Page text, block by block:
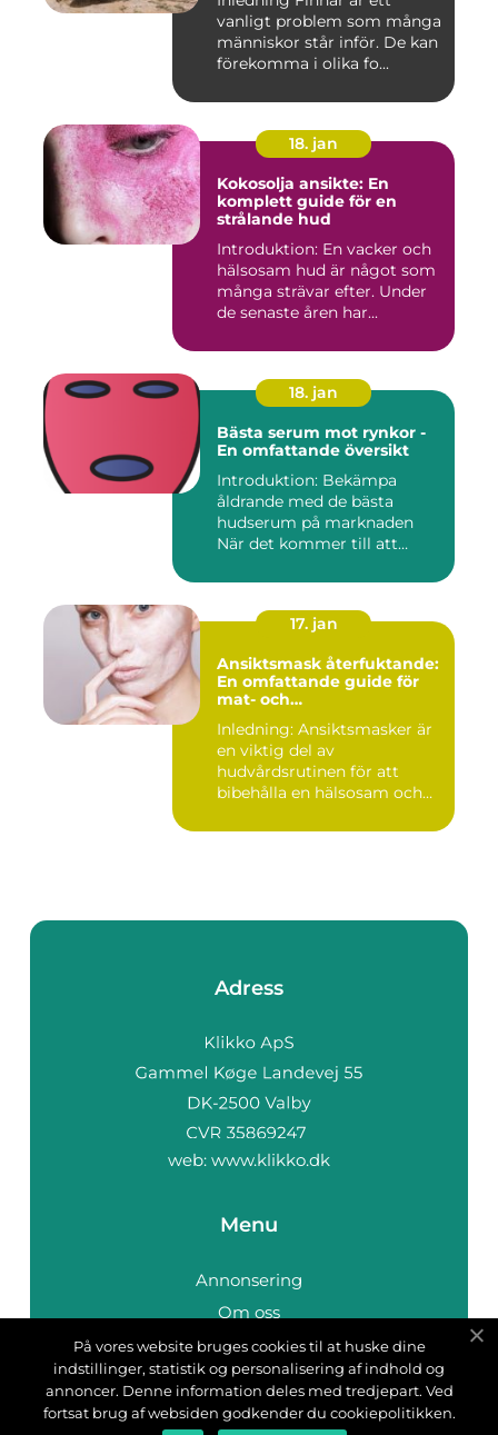
vanligt problem som många
människor står inför. De kan
förekomma i olika fo...
18. jan
Kokosolja ansikte: En
komplett guide för en
strålande hud
Introduktion: En vacker och
hälsosam hud är något som
många strävar efter. Under
de senaste åren har...
18. jan
Bästa serum mot rynkor -
En omfattande översikt
Introduktion: Bekämpa
åldrande med de bästa
hudserum på marknaden
När det kommer till att
17. jan
Ansiktsmask återfuktande:
En omfattande guide för
mat- och
Inledning: Ansiktsmasker är
en viktig del av
hudvårdsrutinen för att
bibehålla en hälsosam och
Adress
web: www.klikko.dk
Menu
Annonsering
Om oss
Cookies
Kontakta oss
Sitemap
På vores website bruges cookies til at huske dine
indstillinger, statistik og personalisering af indhold og
annoncer. Denne information deles med tredjepart. Ved
fortsat brug af websiden godkender du cookiepolitikken.